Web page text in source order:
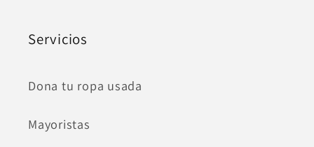
Servicios
Dona tu ropa usada
Mayoristas